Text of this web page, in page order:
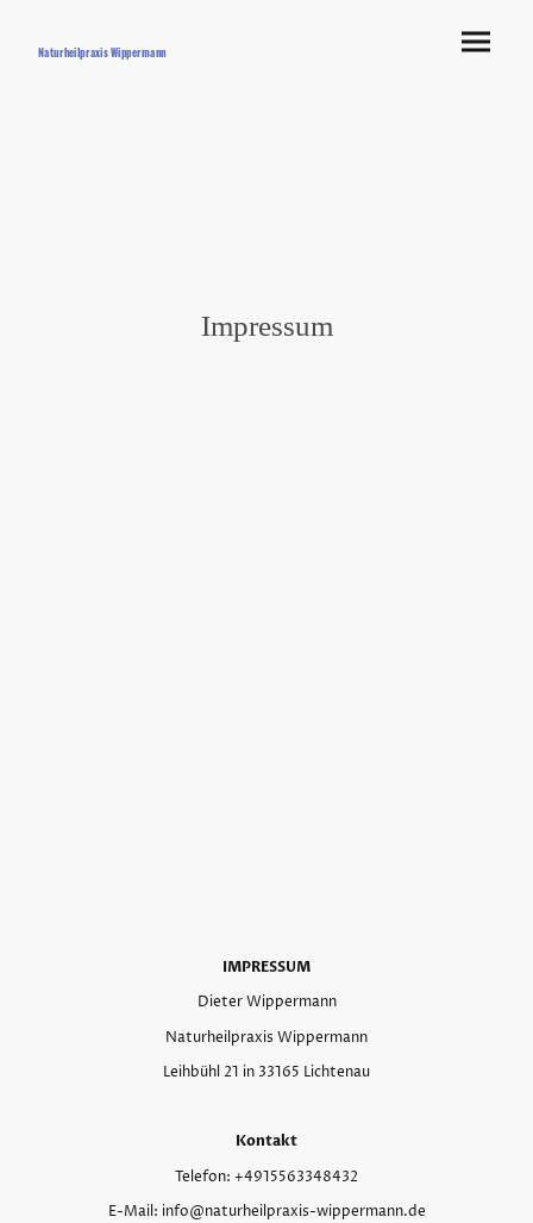
Naturheilpraxis Wippermann
Impressum
IMPRESSUM
Dieter Wippermann
Naturheilpraxis Wippermann
Leihbühl 21 in 33165 Lichtenau
Kontakt
Telefon: +4915563348432
E-Mail: info@naturheilpraxis-wippermann.de